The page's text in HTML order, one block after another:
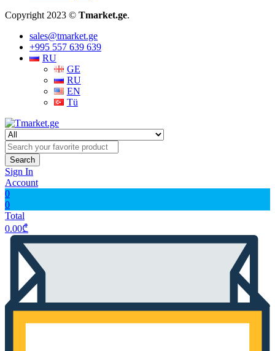
Copyright 2023 © Tmarket.ge.
sales@tmarket.ge
+995 557 639 639
RU
GE
RU
EN
Tü
Search
Sign In
Account
0
0
Total
0.00₾